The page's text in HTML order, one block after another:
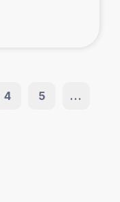
4 5 ...